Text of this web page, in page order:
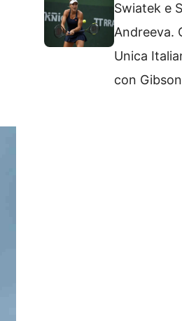
Swiatek e
Andreeva.
Unica
con Gibson